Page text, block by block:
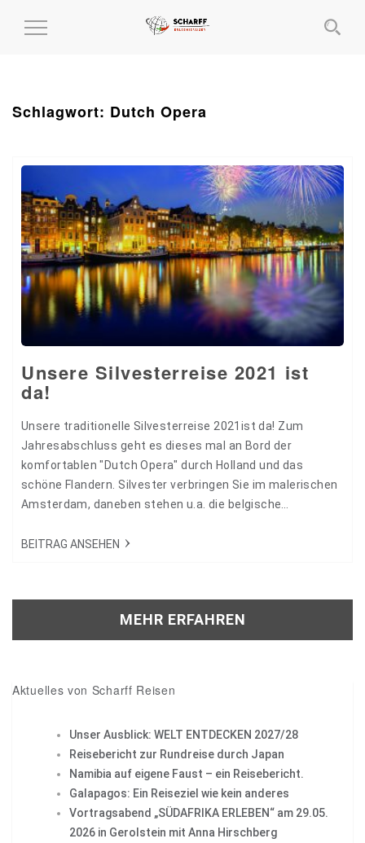
MENÜ
Schlagwort: Dutch Opera
Unsere Silvesterreise 2021 ist
da!
Unsere traditionelle Silvesterreise 2021ist da! Zum
Jahresabschluss geht es dieses mal an Bord der
komfortablen "Dutch Opera" durch Holland und das
schöne Flandern. Silvester verbringen Sie im malerischen
Amsterdam, daneben stehen u.a. die belgische
dem Programm! Mehr unter zur Reise finden Sie auf
type="rectangular"
BEITRAG ANSEHEN
MEHR ERFAHREN
Aktuelles von Scharff Reisen
Unser Ausblick: WELT ENTDECKEN 2027/28
Reisebericht zur Rundreise durch Japan
Namibia auf eigene Faust – ein Reisebericht.
Galapagos: Ein Reiseziel wie kein anderes
Vortragsabend „SÜDAFRIKA ERLEBEN“ am 29.05.
2026 in Gerolstein mit Anna Hirschberg